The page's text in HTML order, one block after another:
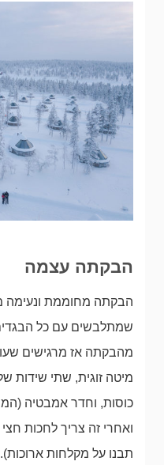
הבקתה עצמה
הבקתה מחוממת ונעימה
שמתלבשים עם כל
מהבקתה אז מרגישים
מיטה זוגית, שתי שידות
ואחרי זה צריך לחכות
תבנו על מקלחות